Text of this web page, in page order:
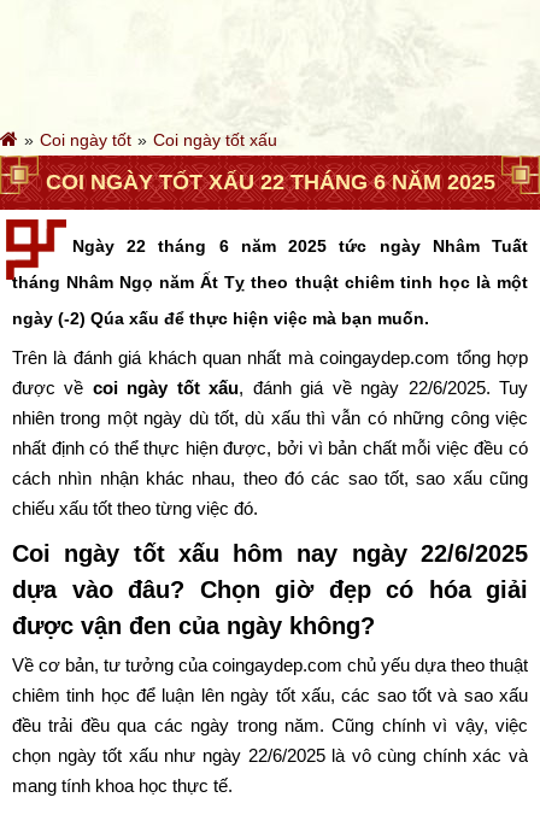
Coi ngày tốt Coi ngày tốt xấu
COI NGÀY TỐT XẤU 22 THÁNG 6 NĂM 2025
Ngày 22 tháng 6 năm 2025 tức ngày Nhâm Tuất
tháng Nhâm Ngọ năm Ất Tỵ theo thuật chiêm tinh học là một
ngày (-2) Qúa xấu để thực hiện việc mà bạn muốn.
Trên là đánh giá khách quan nhất mà coingaydep.com tổng hợp
được về coi ngày tốt xấu, đánh giá về ngày 22/6/2025. Tuy
nhiên trong một ngày dù tốt, dù xấu thì vẫn có những công việc
nhất định có thể thực hiện được, bởi vì bản chất mỗi việc đều có
cách nhìn nhận khác nhau, theo đó các sao tốt, sao xấu cũng
chiếu xấu tốt theo từng việc đó.
Coi ngày tốt xấu hôm nay ngày 22/6/2025
dựa vào đâu? Chọn giờ đẹp có hóa giải
được vận đen của ngày không?
Về cơ bản, tư tưởng của coingaydep.com chủ yếu dựa theo thuật
chiêm tinh học để luận lên ngày tốt xấu, các sao tốt và sao xấu
đều trải đều qua các ngày trong năm. Cũng chính vì vậy, việc
chọn ngày tốt xấu như ngày 22/6/2025 là vô cùng chính xác và
mang tính khoa học thực tế.